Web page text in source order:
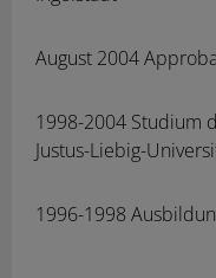
August 2004
1998-2004 Studium
Justus-Liebig-
1996-1998